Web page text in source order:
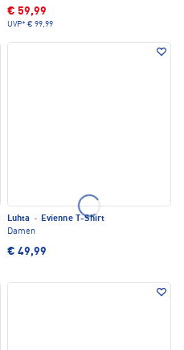
€ 59,99
UVP* € 99,99
Luhta · Evienne T-Shirt
Damen
€ 49,99